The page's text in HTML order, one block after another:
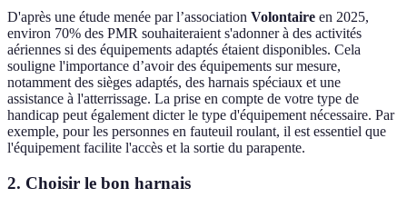
D'après une étude menée par l’association Volontaire en 2025,
environ 70% des PMR souhaiteraient s'adonner à des activités
aériennes si des équipements adaptés étaient disponibles. Cela
souligne l'importance d’avoir des équipements sur mesure,
notamment des sièges adaptés, des harnais spéciaux et une
assistance à l'atterrissage. La prise en compte de votre type de
handicap peut également dicter le type d'équipement nécessaire. Par
exemple, pour les personnes en fauteuil roulant, il est essentiel que
l'équipement facilite l'accès et la sortie du parapente.
2. Choisir le bon harnais